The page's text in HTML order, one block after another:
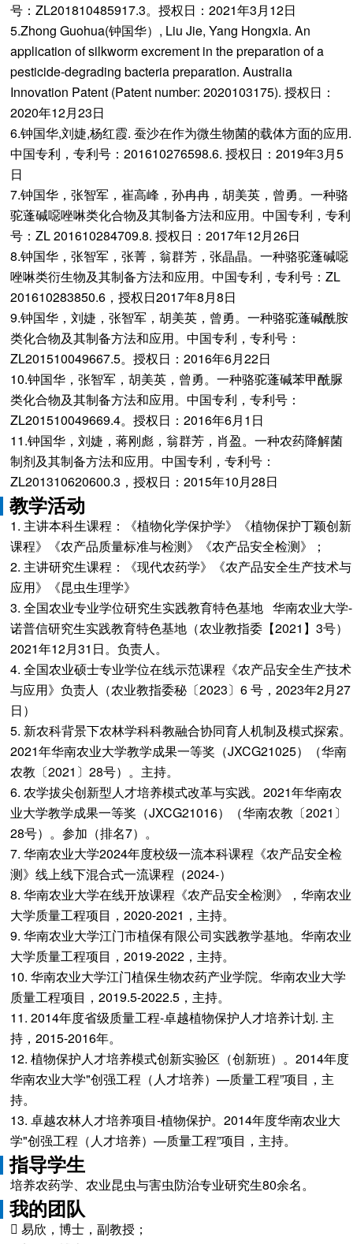
号：ZL201810485917.3。授权日：2021年3月12日
5.Zhong Guohua(钟国华）, Liu Jie, Yang Hongxia. An
application of silkworm excrement in the preparation of a
pesticide-degrading bacteria preparation. Australia
Innovation Patent (Patent number: 2020103175). 授权日：
2020年12月23日
6.钟国华,刘婕,杨红霞. 蚕沙在作为微生物菌的载体方面的应用.
中国专利，专利号：201610276598.6. 授权日：2019年3月5
日
7.钟国华，张智军，崔高峰，孙冉冉，胡美英，曾勇。一种骆
驼蓬碱噁唑啉类化合物及其制备方法和应用。中国专利，专利
号：ZL 201610284709.8. 授权日：2017年12月26日
8.钟国华，张智军，张菁，翁群芳，张晶晶。一种骆驼蓬碱噁
唑啉类衍生物及其制备方法和应用。中国专利，专利号：ZL
201610283850.6，授权日2017年8月8日
9.钟国华，刘婕，张智军，胡美英，曾勇。一种骆驼蓬碱酰胺
类化合物及其制备方法和应用。中国专利，专利号：
ZL201510049667.5。授权日：2016年6月22日
10.钟国华，张智军，胡美英，曾勇。一种骆驼蓬碱苯甲酰脲
类化合物及其制备方法和应用。中国专利，专利号：
ZL201510049669.4。授权日：2016年6月1日
11.钟国华，刘婕，蒋刚彪，翁群芳，肖盈。一种农药降解菌
制剂及其制备方法和应用。中国专利，专利号：
ZL201310620600.3，授权日：2015年10月28日
教学活动
1. 主讲本科生课程：《植物化学保护学》《植物保护丁颖创新
课程》《农产品质量标准与检测》《农产品安全检测》；
2. 主讲研究生课程：《现代农药学》《农产品安全生产技术与
应用》《昆虫生理学》
3. 全国农业专业学位研究生实践教育特色基地 华南农业大学-
诺普信研究生实践教育特色基地（农业教指委【2021】3号）
2021年12月31日。负责人。
4. 全国农业硕士专业学位在线示范课程《农产品安全生产技术
与应用》负责人（农业教指委秘〔2023〕6 号，2023年2月27
日）
5. 新农科背景下农林学科科教融合协同育人机制及模式探索。
2021年华南农业大学教学成果一等奖（JXCG21025）（华南
农教〔2021〕28号）。主持。
6. 农学拔尖创新型人才培养模式改革与实践。2021年华南农
业大学教学成果一等奖（JXCG21016）（华南农教〔2021〕
28号）。参加（排名7）。
7. 华南农业大学2024年度校级一流本科课程《农产品安全检
测》线上线下混合式一流课程（2024-）
8. 华南农业大学在线开放课程《农产品安全检测》，华南农业
大学质量工程项目，2020-2021，主持。
9. 华南农业大学江门市植保有限公司实践教学基地。华南农业
大学质量工程项目，2019-2022，主持。
10. 华南农业大学江门植保生物农药产业学院。华南农业大学
质量工程项目，2019.5-2022.5，主持。
11. 2014年度省级质量工程-卓越植物保护人才培养计划. 主
持，2015-2016年。
12. 植物保护人才培养模式创新实验区（创新班）。2014年度
华南农业大学"创强工程（人才培养）—质量工程”项目，主
持。
13. 卓越农林人才培养项目-植物保护。2014年度华南农业大
学"创强工程（人才培养）—质量工程”项目，主持。
指导学生
培养农药学、农业昆虫与害虫防治专业研究生80余名。
我的团队
 易欣，博士，副教授；